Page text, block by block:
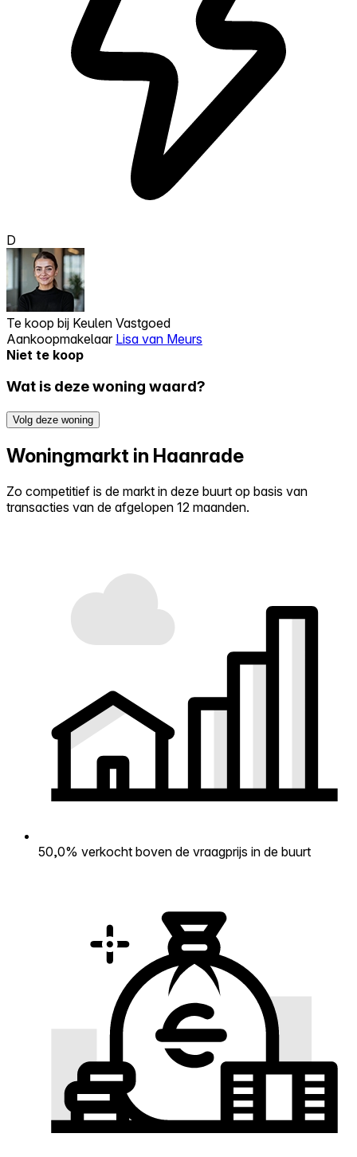
D
Te koop bij Keulen Vastgoed
Aankoopmakelaar Lisa van Meurs
Niet te koop
Wat is deze woning waard?
Volg deze woning
Woningmarkt in Haanrade
Zo competitief is de markt in deze buurt op basis van
transacties van de afgelopen 12 maanden.
50,0% verkocht boven de vraagprijs in de buurt